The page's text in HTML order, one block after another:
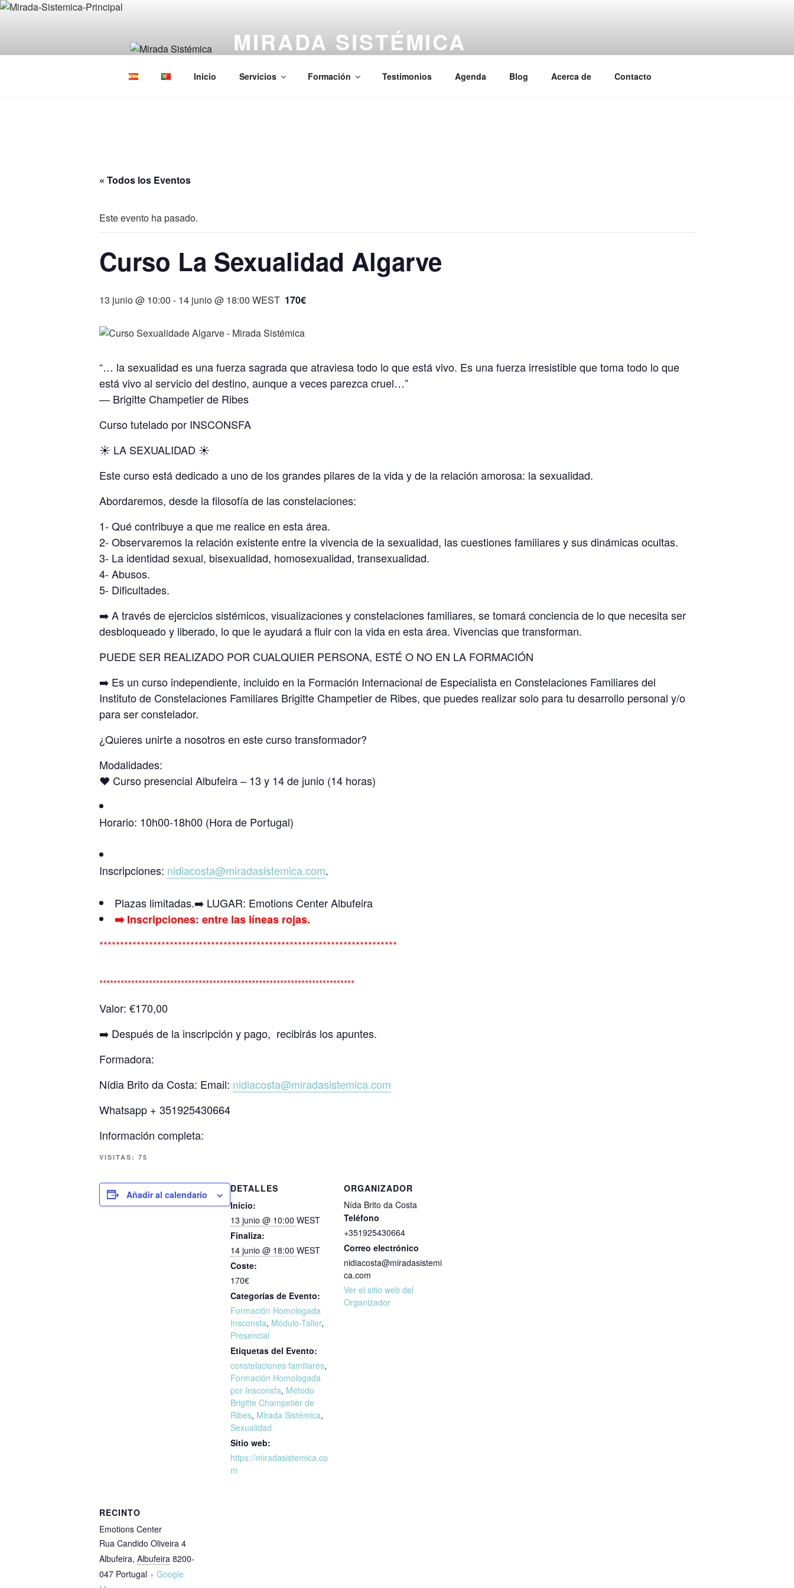
Saltar
MIRADA SISTÉMICA
Inicio Servicios Formación Testimonios Agenda Blog Acerca de Contacto
« Todos los Eventos
Este evento ha pasado.
Curso La Sexualidad Algarve
13 junio @ 10:00 - 14 junio @ 18:00 WEST 170€
“… la sexualidad es una fuerza sagrada que atraviesa todo lo que está vivo. Es una fuerza irresistible que toma todo lo que
está vivo al servicio del destino, aunque a veces parezca cruel…”
— Brigitte Champetier de Ribes
Curso tutelado por INSCONSFA
☀️ LA SEXUALIDAD ☀️
Este curso está dedicado a uno de los grandes pilares de la vida y de la relación amorosa: la sexualidad.
Abordaremos, desde la filosofía de las constelaciones:
1- Qué contribuye a que me realice en esta área.
2- Observaremos la relación existente entre la vivencia de la sexualidad, las cuestiones familiares y sus dinámicas ocultas.
3- La identidad sexual, bisexualidad, homosexualidad, transexualidad.
4- Abusos.
5- Dificultades.
➡️ A través de ejercicios sistémicos, visualizaciones y constelaciones familiares, se tomará conciencia de lo que necesita ser
desbloqueado y liberado, lo que le ayudará a fluir con la vida en esta área. Vivencias que transforman.
PUEDE SER REALIZADO POR CUALQUIER PERSONA, ESTÉ O NO EN LA FORMACIÓN
➡️ Es un curso independiente, incluido en la Formación Internacional de Especialista en Constelaciones Familiares del
Instituto de Constelaciones Familiares Brigitte Champetier de Ribes, que puedes realizar solo para tu desarrollo personal y/o
para ser constelador.
¿Quieres unirte a nosotros en este curso transformador?
Modalidades:
❤️ Curso presencial Albufeira – 13 y 14 de junio (14 horas)
Horario: 10h00-18h00 (Hora de Portugal)
Inscripciones: nidiacosta@miradasistemica.com.
Plazas limitadas.➡️ LUGAR: Emotions Center Albufeira
➡️ Inscripciones: entre las líneas rojas.
************************************************************************
************************************************************************
Valor: €170,00
➡️ Después de la inscripción y pago, recibirás los apuntes.
Formadora:
Nídia Brito da Costa: Email: nidiacosta@miradasistemica.com
Whatsapp + 351925430664
Información completa:
VISITAS: 75
Añadir al calendario
DETALLES
Inicio:
13 junio @ 10:00 WEST
Finaliza:
14 junio @ 18:00 WEST
Coste:
170€
Categorías de Evento:
Formación Homologada
Insconsfa, Módulo-Taller,
Presencial
Etiquetas del Evento:
constelaciones familiares,
Formación Homologada
por Insconsfa, Método
Brigitte Champetier de
Ribes, Mirada Sistémica,
Sexualidad
Sitio web:
https://miradasistemica.co
m
ORGANIZADOR
Nída Brito da Costa
Teléfono
+351925430664
Correo electrónico
nidiacosta@miradasistemi
ca.com
Ver el sitio web del
Organizador
RECINTO
Emotions Center
Rua Candido Oliveira 4
Albufeira, Albufeira 8200-
047 Portugal + Google